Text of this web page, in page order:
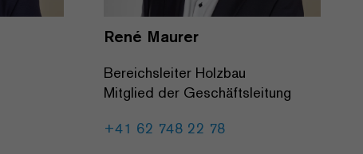
René Maurer
Bereichsleiter Holzbau
Mitglied der Geschäftsleitung
+41 62 748 22 78